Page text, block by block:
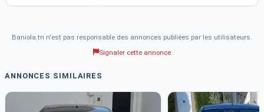
Baniola.tn n'est pas responsable des annonces publiées par les utilisateurs.
Signaler cette annonce
ANNONCES SIMILAIRES